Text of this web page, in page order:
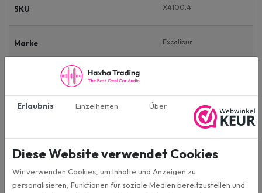
SKU X4100.4
Marke Excalibur
Anzahl der Kanäle
2400W
RMS Vermogen 4x 4Ω
RMS Vermogen 4x 2Ω
Erlaubnis Einzelheiten Über
Diese Website verwendet Cookies
Wir verwenden Cookies, um Inhalte und Anzeigen zu
personalisieren, Funktionen für soziale Medien bereitzustellen und